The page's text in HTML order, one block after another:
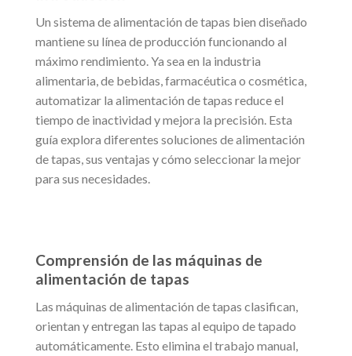
Un sistema de alimentación de tapas bien diseñado
mantiene su línea de producción funcionando al
máximo rendimiento. Ya sea en la industria
alimentaria, de bebidas, farmacéutica o cosmética,
automatizar la alimentación de tapas reduce el
tiempo de inactividad y mejora la precisión. Esta
guía explora diferentes soluciones de alimentación
de tapas, sus ventajas y cómo seleccionar la mejor
para sus necesidades.
Comprensión de las máquinas de
alimentación de tapas
Las máquinas de alimentación de tapas clasifican,
orientan y entregan las tapas al equipo de tapado
automáticamente. Esto elimina el trabajo manual,